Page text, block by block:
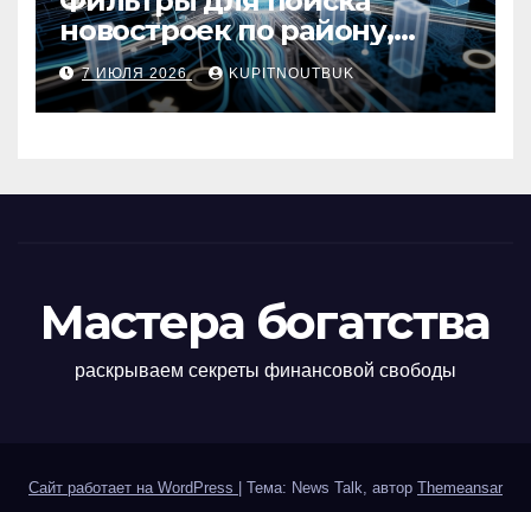
новостроек по району,
метро, площади и сроку
сдачи
7 ИЮЛЯ 2026 KUPITNOUTBUK
Мастера богатства
раскрываем секреты финансовой свободы
Сайт работает на WordPress Тема: News Talk, автор Themeansar